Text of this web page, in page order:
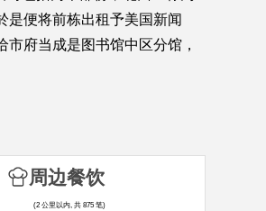
是便将前栋出租予美国新闻
府当成是图书馆中区分馆，
周边餐饮
(2 公里以内, 共 875 笔)